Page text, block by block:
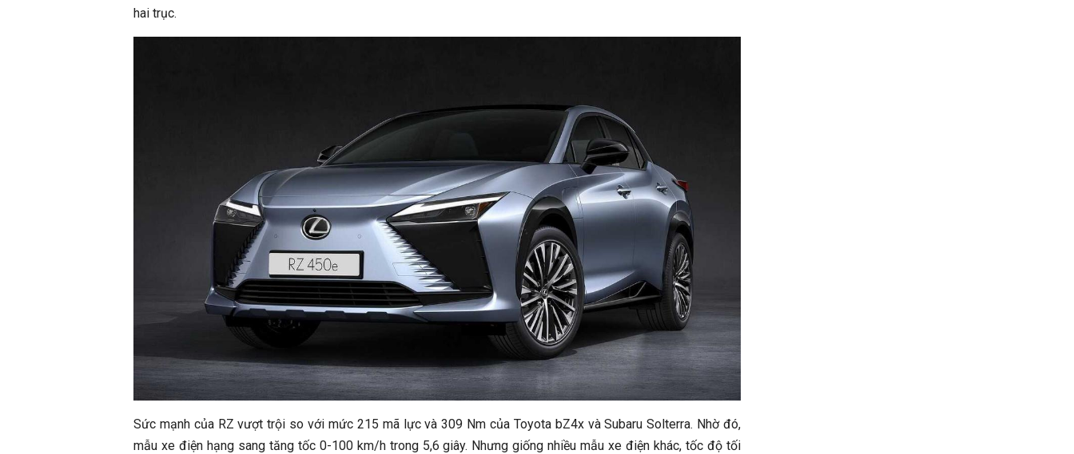
hai trục.
Sức mạnh của RZ vượt trội so với mức 215 mã lực và 309 Nm của Toyota bZ4x và Subaru Solterra. Nhờ đó,
mẫu xe điện hạng sang tăng tốc 0-100 km/h trong 5,6 giây. Nhưng giống nhiều mẫu xe điện khác, tốc độ tối